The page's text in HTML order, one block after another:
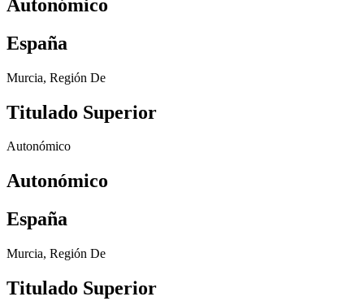
Autonómico
España
Murcia, Región De
Titulado Superior
Autonómico
Autonómico
España
Murcia, Región De
Titulado Superior